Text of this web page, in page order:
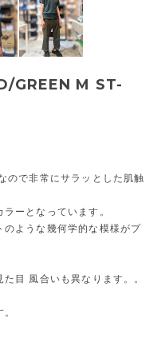
GREEN M ST-
ので非常にサラッとした肌触
ーとなっています。
ような幾何学的な模様がプ
目 風合いも異なります。。